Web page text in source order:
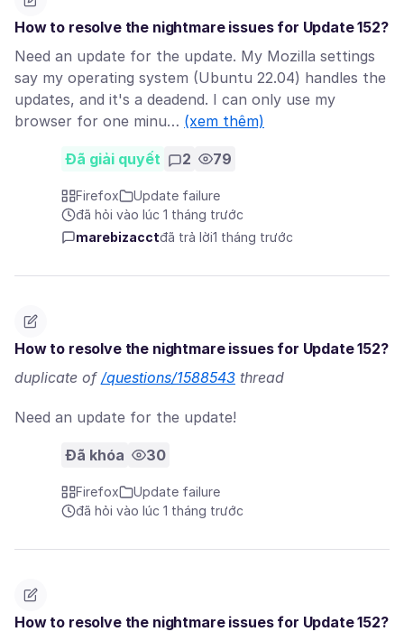
How to resolve the nightmare issues for Update 152?
Need an update for the update. My Mozilla settings
say my operating system (Ubuntu 22.04) handles the
updates, and it's a deadend. I can only use my
browser for one minu… (xem thêm)
Đã giải quyết 2 79
Firefox
Update failure
đã hỏi vào lúc 1 tháng trước
marebizacctđã trả lời1 tháng trước
How to resolve the nightmare issues for Update 152?
duplicate of /questions/1588543 thread
Need an update for the update!
Đã khóa 30
Firefox
Update failure
đã hỏi vào lúc 1 tháng trước
How to resolve the nightmare issues for Update 152?